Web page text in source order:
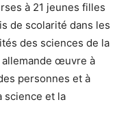
à 21 jeunes filles
de scolarité dans les
des sciences de la
allemande œuvre à
personnes et à
science et la